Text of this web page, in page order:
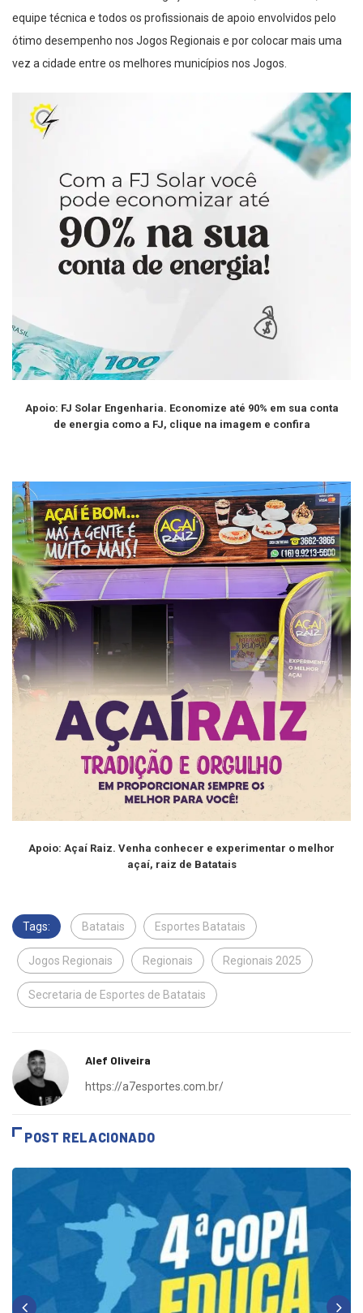
equipe técnica e todos os profissionais de apoio envolvidos pelo
ótimo desempenho nos Jogos Regionais e por colocar mais uma
vez a cidade entre os melhores municípios nos Jogos.
Apoio: FJ Solar Engenharia. Economize até 90% em sua conta
de energia como a FJ, clique na imagem e confira
Apoio: Açaí Raiz. Venha conhecer e experimentar o melhor
açaí, raiz de Batatais
Tags: Batatais Esportes Batatais
Jogos Regionais Regionais Regionais 2025
Secretaria de Esportes de Batatais
Alef Oliveira
https://a7esportes.com.br/
POST RELACIONADO